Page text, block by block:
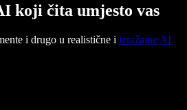
koji čita umjesto vas
i drugo u realistične i izražajne AI